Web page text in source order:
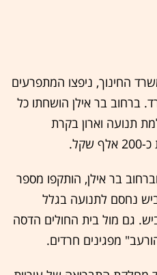
החינוך, ניפצו המתפרעים
ברחוב בר אילן הושחתו כל
תנועה וארון בקרת
בר אילן, הותקפו מספר
נחסם לתנועה בגלל
גם מול בית החולים הדסה
מפגינים חרדים.